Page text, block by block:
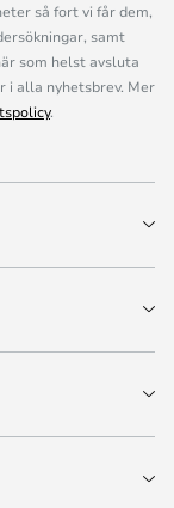
så fort vi får dem,
samt
som helst avsluta
i alla nyhetsbrev. Mer
.